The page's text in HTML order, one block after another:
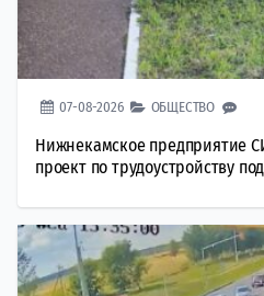
07-08-2026 ОБЩЕСТВО
Нижнекамское предприятие
проект по трудоустройству